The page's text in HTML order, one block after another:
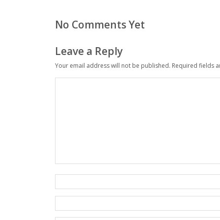
No Comments Yet
Leave a Reply
Your email address will not be published. Required fields